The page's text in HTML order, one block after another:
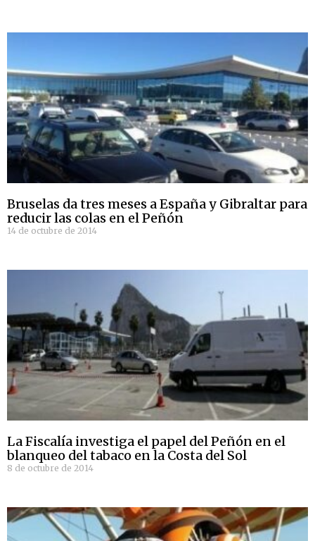
Bruselas da tres meses a España y Gibraltar para
reducir las colas en el Peñón
14 de octubre de 2014
La Fiscalía investiga el papel del Peñón en el
blanqueo del tabaco en la Costa del Sol
8 de octubre de 2014